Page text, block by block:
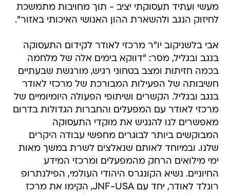
מעשי ועתיד תעסוקתי יציב - תוך מחויבות מתמשכת
לחיזוק הנגב ולהשארת ההון האנושי האיכותי באזור".
אבי בלשניקוב יו"ר מרכזי לאודר לקידום התעסוקה
בנגב ובגליל, מסר: "דווקא בימים אלה של מלחמה
בכמה חזיתות ומצב בטחוני רגיש, מורגשת שבעתיים
חשיבותה של הפעילות המבורכת של מרכזי לאודר
בנגב ובגליל. הקשרים ושיתופי הפעולה היומיומיים של
מרכזי לאודר עם המפעלים והחברות הגדולות בדרום
מאפשרים לנו להנגיש את מוקדי התעסוקה
המבוקשים ביותר לבוגרים מחפשי עבודה היקרים
שלנו. ובמיוחד לאותם שנאלצים לשרת במשך מאות
ימי מילואים הרחק מהמפעלים ומרכזי המידע
החיוניים. נשיא הקונגרס היהודי העולמי, הפילנתרופ
רונלד לאודר, יחד עם JNF-USA, הקימו את מרכז